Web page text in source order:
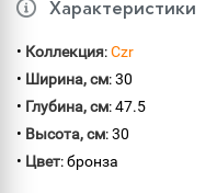
Характеристики
• Коллекция:Czr
• Ширина, см: 30
• Глубина, см: 47.5
• Высота, см: 30
• Цвет: бронза